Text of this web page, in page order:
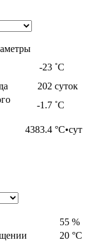
-23 ˚С
202 суток
-1.7 ˚С
4383.4 °С•сут
55 %
20 °С